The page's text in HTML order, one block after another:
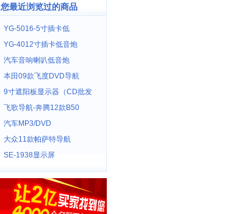
您最近浏览过的商品
YG-5016-5寸插卡低
YG-4012寸插卡低音炮
汽车音响喇叭低音炮
本田09款飞度DVD导航
9寸遮阳板显示器（CD批发
飞歌导航-奔腾12款B50
汽车MP3/DVD
大众11款帕萨特导航
SE-1938显示屏